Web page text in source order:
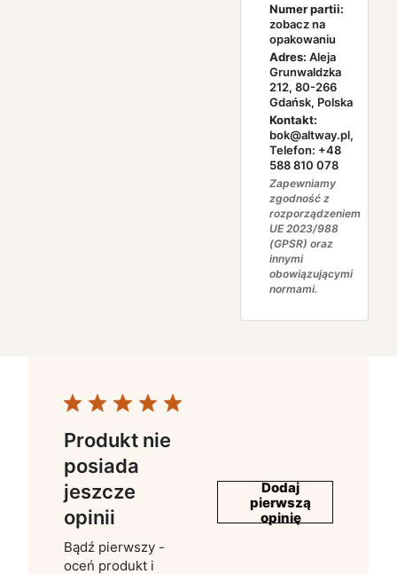
Numer partii:
zobacz na
opakowaniu
Adres: Aleja
Grunwaldzka
212, 80-266
Gdańsk, Polska
Kontakt:
bok@altway.pl,
Telefon: +48
588 810 078
Zapewniamy
zgodność z
rozporządzeniem
UE 2023/988
(GPSR) oraz
innymi
obowiązującymi
normami.
Produkt nie
posiada
jeszcze
opinii
Bądź pierwszy -
oceń produkt i
Dodaj
pierwszą
opinię